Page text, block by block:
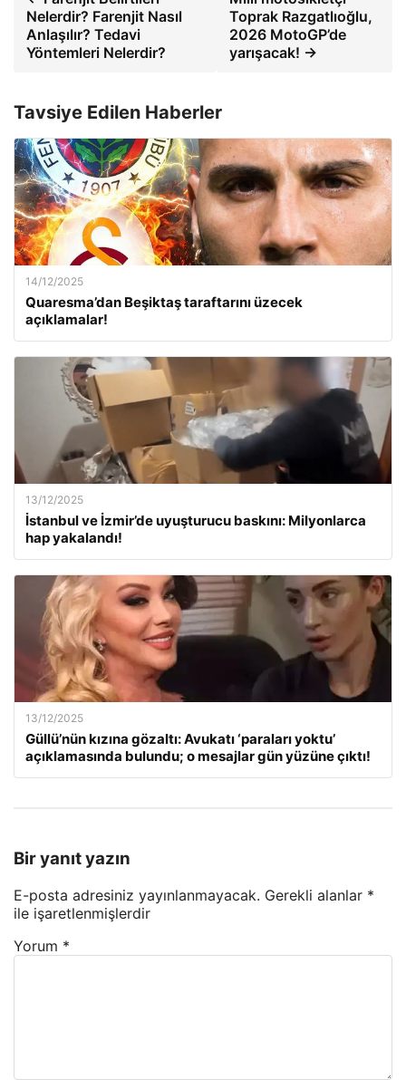
Nelerdir? Farenjit Nasıl
Anlaşılır? Tedavi
Yöntemleri Nelerdir?
Toprak Razgatlıoğlu,
2026 MotoGP’de
yarışacak! →
Tavsiye Edilen Haberler
14/12/2025
Quaresma’dan Beşiktaş taraftarını üzecek
açıklamalar!
13/12/2025
İstanbul ve İzmir’de uyuşturucu baskını: Milyonlarca
hap yakalandı!
13/12/2025
Güllü’nün kızına gözaltı: Avukatı ‘paraları yoktu’
açıklamasında bulundu; o mesajlar gün yüzüne çıktı!
Bir yanıt yazın
E-posta adresiniz yayınlanmayacak. Gerekli alanlar *
ile işaretlenmişlerdir
Yorum *